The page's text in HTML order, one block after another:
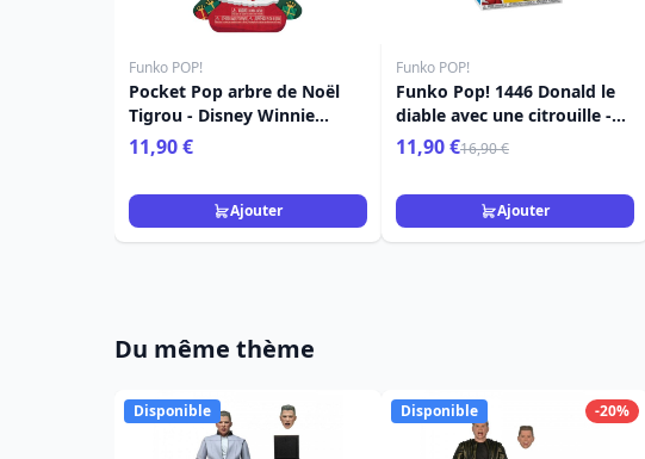
Funko POP!
Pocket Pop arbre de Noël
Tigrou - Disney Winnie
L'ourson
11,90 €
Ajouter
Funko POP!
Funko Pop! 1446 Donald le
diable avec une citrouille -
Disney
11,90 €16,90 €
Ajouter
Du même thème
Disponible -20%
Disponible